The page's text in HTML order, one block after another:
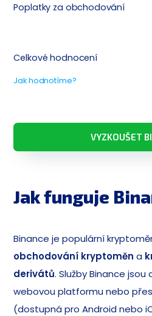
Poplatky za obchodování
Celkové hodnocení
Jak hodnotíme?
VYZKOUŠET
Jak funguje
Binance je populární
obchodování kryptoměn a
derivátů. Služby Binance
webovou platformu nebo
(dostupná pro Android nebo